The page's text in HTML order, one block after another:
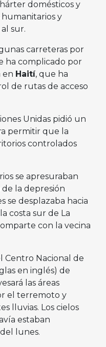
domésticos y
y
sur.
carreteras por
ha complicado por
en Haití, que ha
de rutas de acceso
Unidas pidió un
permitir que la
controlados
se apresuraban
la depresión
se desplazaba hacia
costa sur de La
con la vecina
Centro Nacional de
en inglés) de
las áreas
el terremoto y
lluvias. Los cielos
estaban
lunes.